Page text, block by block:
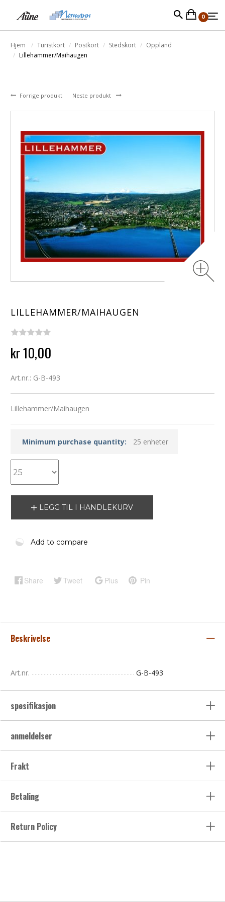
0
Hjem Turistkort Postkort Stedskort
Oppland
Lillehammer/Maihaugen
Forrige produkt Neste produkt
LILLEHAMMER/MAIHAUGEN
kr 10,00
Art.nr.: G-B-493
Lillehammer/Maihaugen
Minimum purchase quantity: 25 enheter
LEGG TIL I HANDLEKURV
Add to compare
Share Tweet Plus Pin
Beskrivelse
Art.nr. G-B-493
spesifikasjon
anmeldelser
Frakt
Betaling
Return Policy